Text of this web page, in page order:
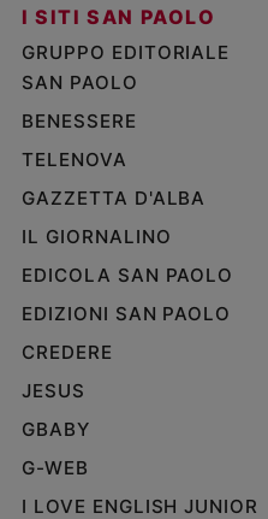
I SITI SAN PAOLO
GRUPPO EDITORIALE
SAN PAOLO
BENESSERE
TELENOVA
GAZZETTA D'ALBA
IL GIORNALINO
EDICOLA SAN PAOLO
EDIZIONI SAN PAOLO
CREDERE
JESUS
GBABY
G-WEB
I LOVE ENGLISH JUNIOR